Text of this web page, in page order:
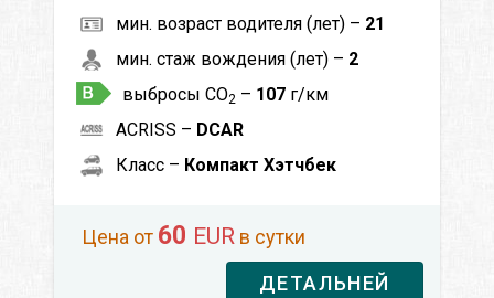
мин. возраст водителя (лет) – 21
мин. стаж вождения (лет) – 2
выбросы CO2 – 107 г/км
ACRISS – DCAR
Класс – Компакт Хэтчбек
Цена от 60 EUR в сутки
ДЕТАЛЬНЕЙ